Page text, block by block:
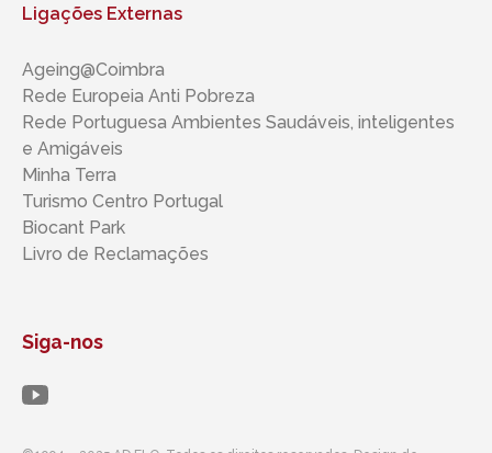
Ligações Externas
Ageing@Coimbra
Rede Europeia Anti Pobreza
Rede Portuguesa Ambientes Saudáveis, inteligentes ​​
e Amigáveis
Minha Terra
Turismo Centro Portugal
Biocant Park
Livro de Reclamações
Siga-nos